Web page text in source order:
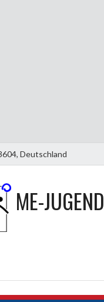
Deutschland
ME-JUGEND